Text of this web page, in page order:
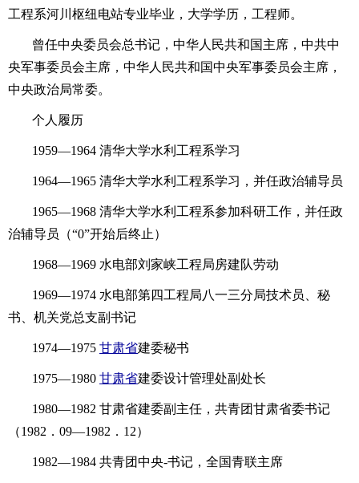
工程系河川枢纽电站专业毕业，大学学历，工程师。
曾任中央委员会总书记，中华人民共和国主席，中共中
央军事委员会主席，中华人民共和国中央军事委员会主席，
中央政治局常委。
个人履历
1959—1964 清华大学水利工程系学习
1964—1965 清华大学水利工程系学习，并任政治辅导员
1965—1968 清华大学水利工程系参加科研工作，并任政
治辅导员（“0”开始后终止）
1968—1969 水电部刘家峡工程局房建队劳动
1969—1974 水电部第四工程局八一三分局技术员、秘
书、机关党总支副书记
1974—1975 甘肃省建委秘书
1975—1980 甘肃省建委设计管理处副处长
1980—1982 甘肃省建委副主任，共青团甘肃省委书记
（1982．09—1982．12）
1982—1984 共青团中央-书记，全国青联主席